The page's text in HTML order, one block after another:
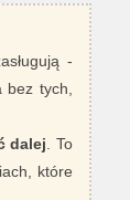
-
tych,
dalej . To
które